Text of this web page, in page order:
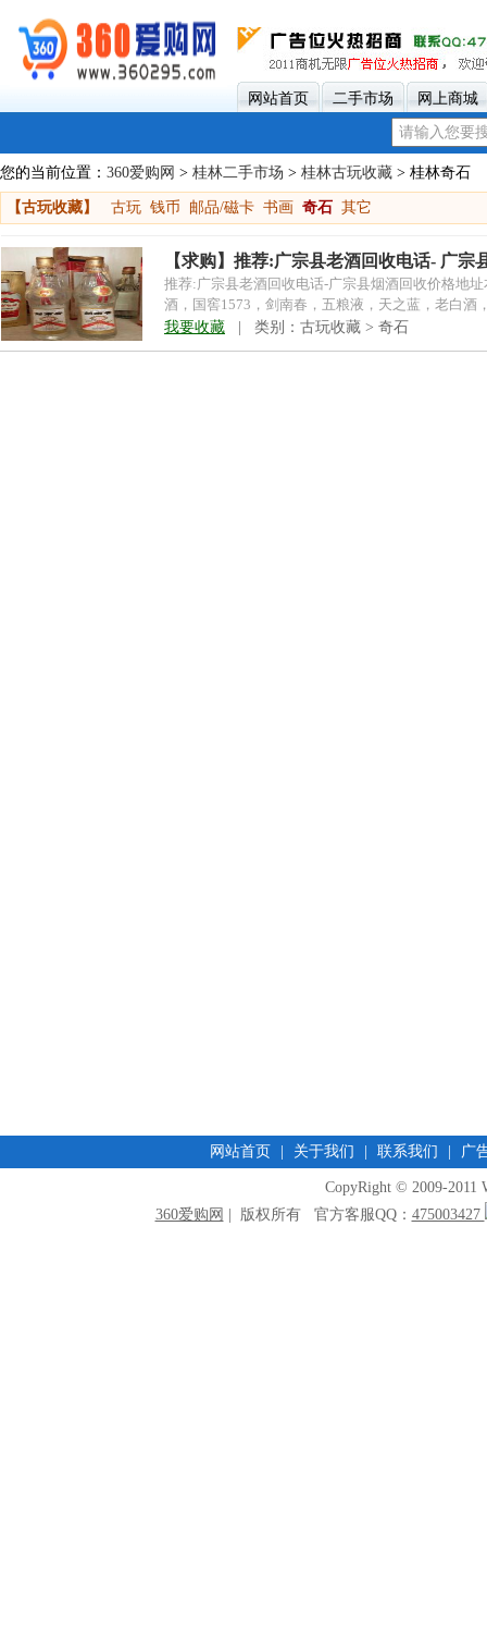
网站首页 二手市场 网上商城
您的当前位置： 360爱购网 > 桂林二手市场 > 桂林古玩收藏 > 桂林奇石
【古玩收藏】 古玩 钱币 邮品/磁卡 书画 奇石 其它
【求购】推荐:广宗县老酒回收电话- 广宗
推荐:广宗县老酒回收电话-广宗县烟酒回收价格地
酒，国窖1573，剑南春，五粮液，天之蓝，老白
密。免费上门...
我要收藏 | 类别：古玩收藏 > 奇石
网站首页 关于我们 联系我们 广
CopyRight © 2009-2011
360爱购网
| 版权所有 官方客服QQ： 475003427